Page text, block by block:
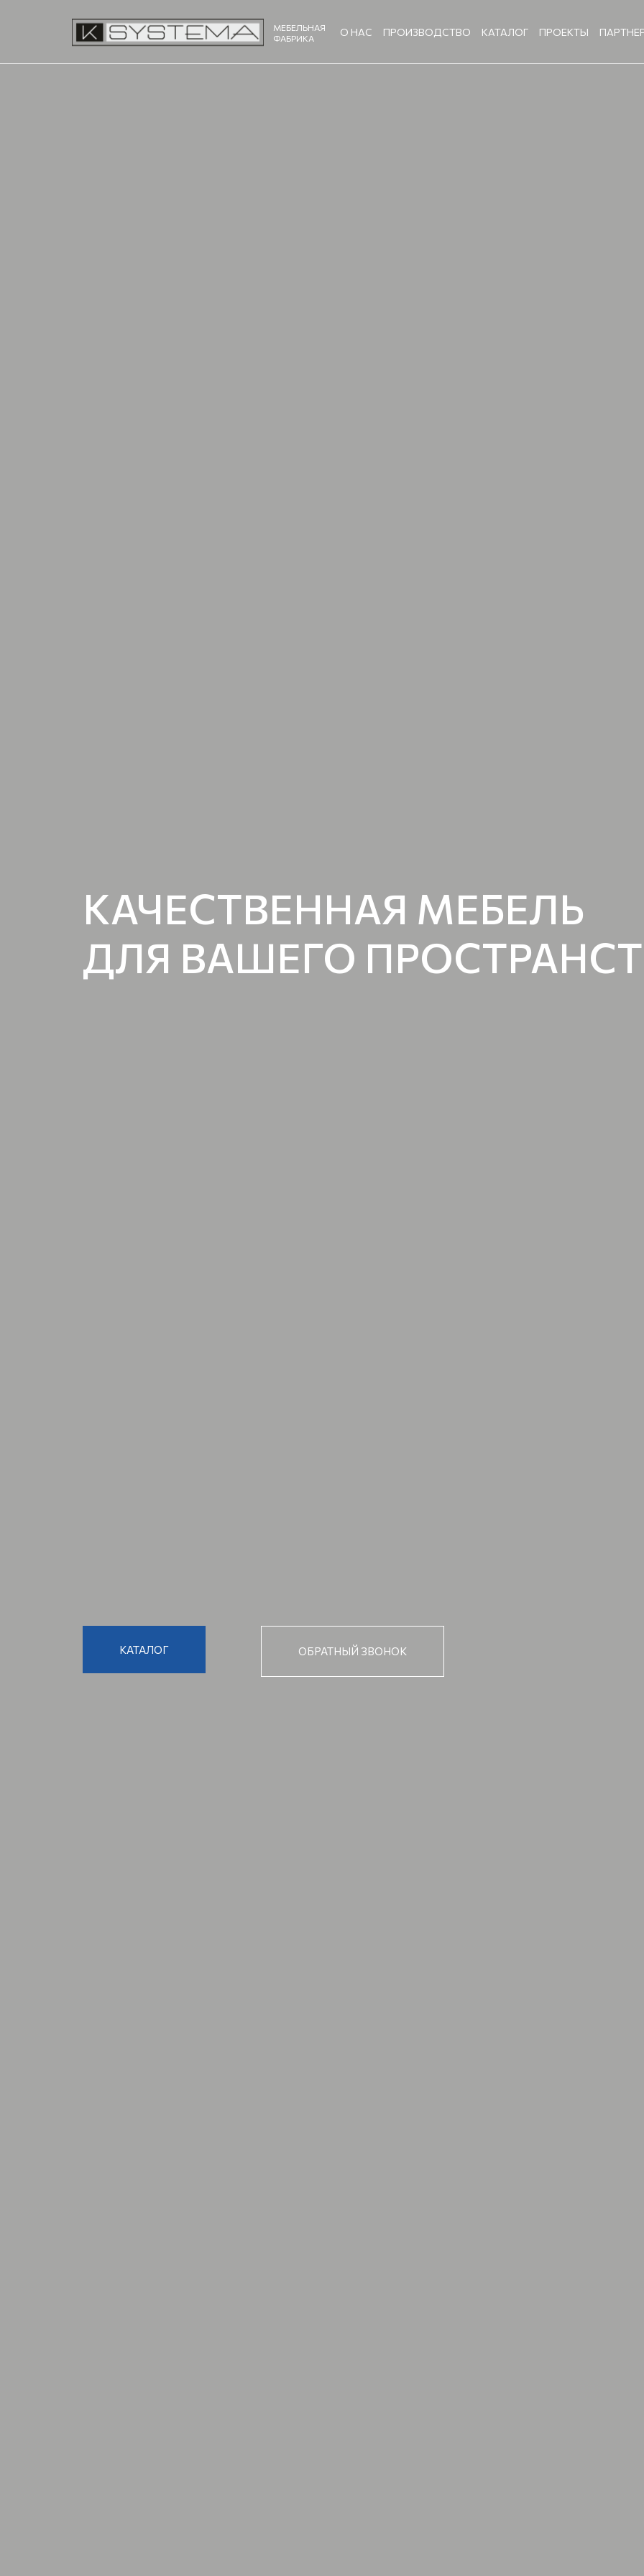
МЕБЕЛЬНАЯ
ФАБРИКА
О НАС ПРОИЗВОДСТВО КАТАЛОГ ПРОЕКТЫ
КАЧЕСТВЕННАЯ МЕБЕЛЬ
ДЛЯ ВАШЕГО
КАТАЛОГ ОБРАТНЫЙ ЗВОНОК